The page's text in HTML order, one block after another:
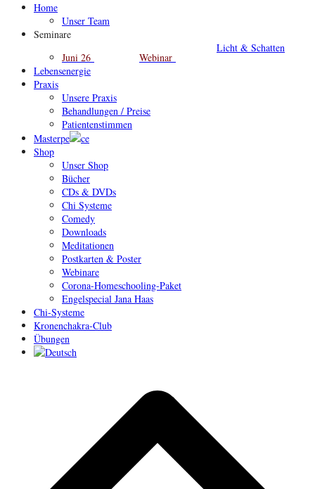
Home
Unser Team
Seminare
Juni 26
Webinar
Licht & Schatten
Lebensenergie
Praxis
Unsere Praxis
Behandlungen / Preise
Patientenstimmen
Masterpe
ce
Shop
Unser Shop
Bücher
CDs & DVDs
Chi Systeme
Comedy
Downloads
Meditationen
Postkarten & Poster
Webinare
Corona-Homeschooling-Paket
Engelspecial Jana Haas
Chi-Systeme
Kronenchakra-Club
Übungen